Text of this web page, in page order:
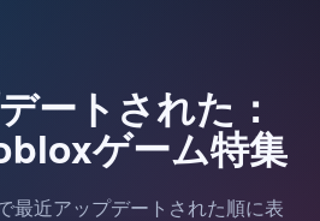
ートされた：
ゲーム特集
最近アップデートされた順に表